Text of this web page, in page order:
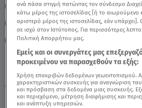
Κυριακή 9 Αυγούστου 2026
23.09.25, 12:13 ΖΩΔΙΑ
ΑΣΗ ΜΠΗΛΙΟΥ
ΖΩΔΙΑ ΣΗΜΕΡΑ
ΑΣΤΡΟΛΟΓΙΚΕΣ ΠΡΟΒΛΕΨΕΙΣ
BREAKFAST@STAR
ανά πάσα στιγμή πατώντας τον σύνδεσμο
κάτω μέρος της ιστοσελίδας [ή το αιωρούμενο
αριστερό μέρος της ιστοσελίδας, εάν υπάρχει].
σε ισχύ στον Ιστότοπος. Για περισσότερες
Πολιτική Απορρήτου μας.
Εμείς και οι συνεργάτες μας
προκειμένου να παρασχεθούν τα εξής:
Χρήση επακριβών δεδομένων γεωεντοπισμού.
χαρακτηριστικών συσκευής για αναγνώριση
και πρόσβαση στα δεδομένα μιας συσκευής.
και περιεχόμενο, μέτρηση διαφήμισης και
και ανάπτυξη υπηρεσιών.